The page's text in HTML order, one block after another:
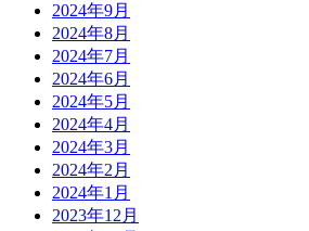
2024年9月
2024年8月
2024年7月
2024年6月
2024年5月
2024年4月
2024年3月
2024年2月
2024年1月
2023年12月